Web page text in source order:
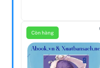
Còn hàng